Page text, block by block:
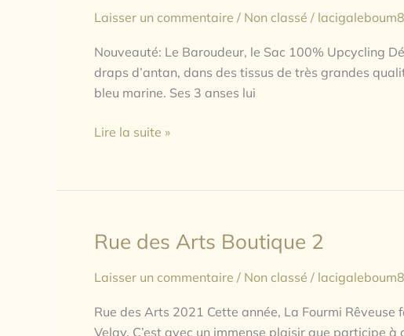
Laisser un commentaire / Non classé / lacigaleboum8
Nouveauté: Le Baroudeur, le Sac 100% Upcycling
draps d’antan, dans des tissus de très grandes
bleu marine. Ses 3 anses lui
–
Upcycling
Lire la suite »
Rue des Arts Boutique 2
Laisser un commentaire / Non classé / lacigaleboum8
Rue des Arts 2021 Cette année, La Fourmi
Velay. C’est avec un immense plaisir que participe
Rue
Arts
2